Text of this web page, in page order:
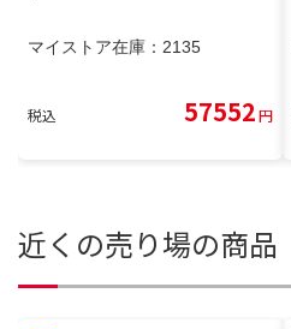
マイストア在庫： 2135
税込 57552円
近くの売り場の商品